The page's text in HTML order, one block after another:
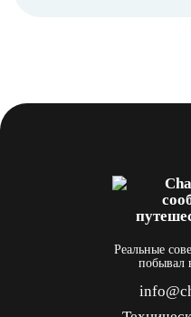
Реальные
побывал